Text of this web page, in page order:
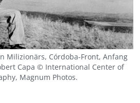
Milizionärs, Córdoba-Front, Anfang
Capa © International Center of
Magnum Photos.